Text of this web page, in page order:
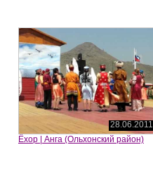
28.06.2011
Ёхор | Анга (Ольхонский район)